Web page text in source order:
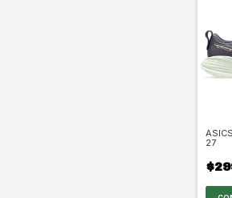
27